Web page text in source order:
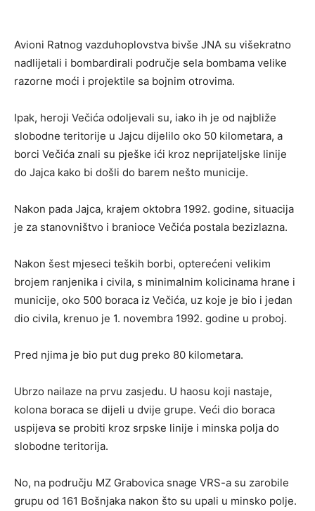
Avioni Ratnog vazduhoplovstva bivše JNA su višekratno
nadlijetali i bombardirali područje sela bombama velike
razorne moći i projektile sa bojnim otrovima.
Ipak, heroji Večića odoljevali su, iako ih je od najbliže
slobodne teritorije u Jajcu dijelilo oko 50 kilometara, a
borci Večića znali su pješke ići kroz neprijateljske linije
do Jajca kako bi došli do barem nešto municije.
Nakon pada Jajca, krajem oktobra 1992. godine, situacija
je za stanovništvo i branioce Večića postala bezizlazna.
Nakon šest mjeseci teških borbi, opterećeni velikim
brojem ranjenika i civila, s minimalnim kolicinama hrane i
municije, oko 500 boraca iz Večića, uz koje je bio i jedan
dio civila, krenuo je 1. novembra 1992. godine u proboj.
Pred njima je bio put dug preko 80 kilometara.
Ubrzo nailaze na prvu zasjedu. U haosu koji nastaje,
kolona boraca se dijeli u dvije grupe. Veći dio boraca
uspijeva se probiti kroz srpske linije i minska polja do
slobodne teritorija.
No, na području MZ Grabovica snage VRS-a su zarobile
grupu od 161 Bošnjaka nakon što su upali u minsko polje.